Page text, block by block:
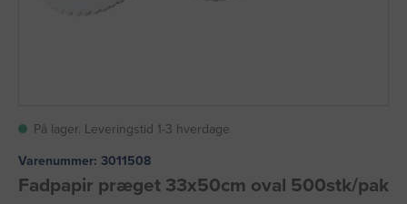
På lager. Leveringstid 1-3 hverdage
Varenummer: 3011508
Fadpapir præget 33x50cm oval 500stk/pak